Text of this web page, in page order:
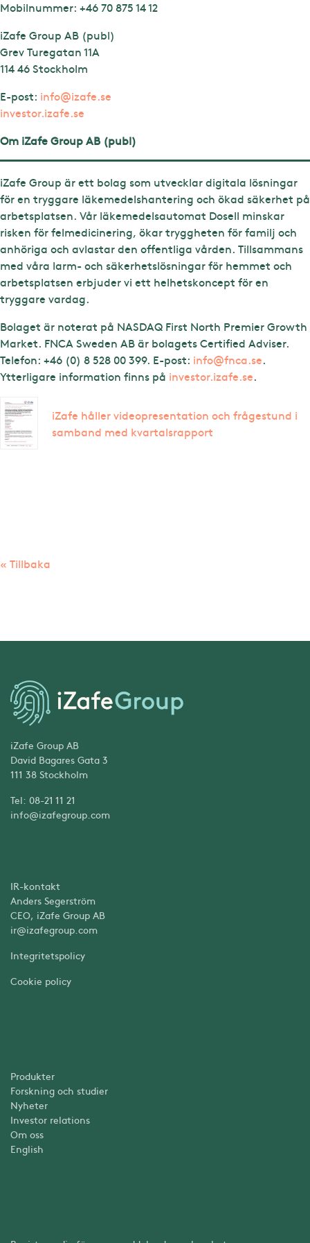
Mobilnummer: +46 70 875 14 12
iZafe Group AB (publ)
Grev Turegatan 11A
114 46 Stockholm
E-post: info@izafe.se
investor.izafe.se
Om iZafe Group AB (publ)
iZafe Group är ett bolag som utvecklar digitala lösningar
för en tryggare läkemedelshantering och ökad säkerhet på
arbetsplatsen. Vår läkemedelsautomat Dosell minskar
risken för felmedicinering, ökar tryggheten för familj och
anhöriga och avlastar den offentliga vården. Tillsammans
med våra larm- och säkerhetslösningar för hemmet och
arbetsplatsen erbjuder vi ett helhetskoncept för en
tryggare vardag.
Bolaget är noterat på NASDAQ First North Premier Growth
Market. FNCA Sweden AB är bolagets Certified Adviser.
Telefon: +46 (0) 8 528 00 399. E-post: info@fnca.se.
Ytterligare information finns på investor.izafe.se.
iZafe håller videopresentation och frågestund i
samband med kvartalsrapport
« Tillbaka
iZafe Group AB
David Bagares Gata 3
111 38 Stockholm
Tel: 08-21 11 21
info@izafegroup.com
IR-kontakt
Anders Segerström
CEO, iZafe Group AB
ir@izafegroup.com
Integritetspolicy
Cookie policy
Produkter
Forskning och studier
Nyheter
Investor relations
Om oss
English